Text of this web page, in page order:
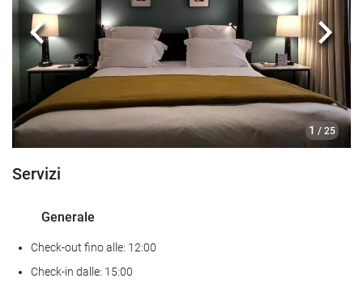
1 / 25
Anteriore
Servizi
Generale
Check-out fino alle: 12:00
Check-in dalle: 15:00